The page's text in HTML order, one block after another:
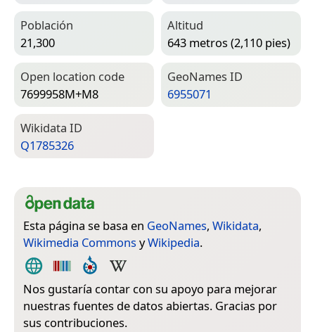
Población
21,300
Altitud
643 metros (2,110 pies)
Open location code
7699958M+M8
Geo­Names ID
6955071
Wiki­data ID
Q1785326
Esta página se basa en GeoNames, Wikidata,
Wikimedia Commons yWikipedia.
Nos gustaría contar con su apoyo para mejorar
nuestras fuentes de datos abiertas. Gracias por
sus contribuciones.